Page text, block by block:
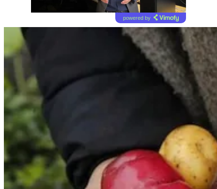
powered by